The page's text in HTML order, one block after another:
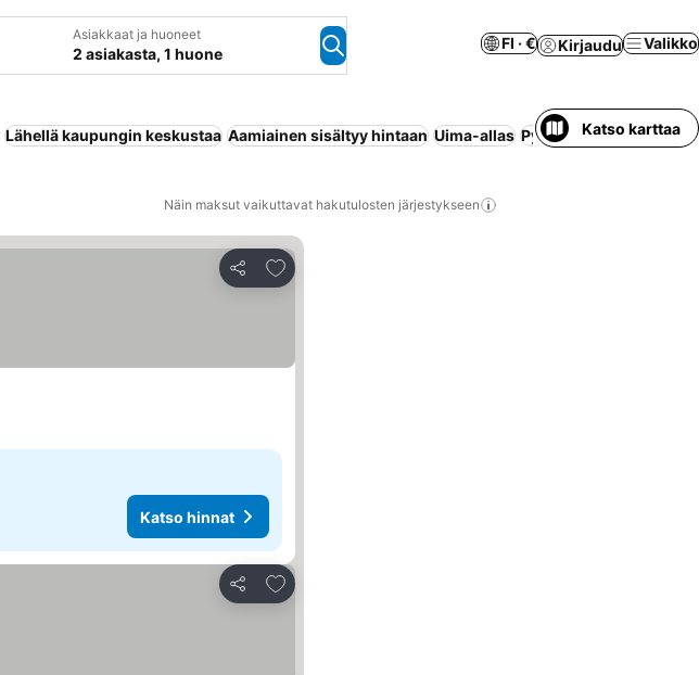
Asiakkaat ja huoneet
2 asiakasta, 1 huone
FI · € Kirjaudu Valikko
Lähellä kaupungin keskustaa Aamiainen sisältyy hintaan Uima-allas Pysäköinti Puolihoito
Katso karttaa
Näin maksut vaikuttavat hakutulosten järjestykseen
Jaa
Lisää suosikkeihin
Katso hinnat
Jaa
Lisää suosikkeihin